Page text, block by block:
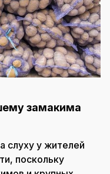
замакима
слуху у жителей
поскольку